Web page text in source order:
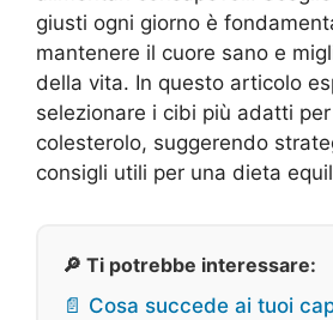
giusti ogni giorno è
mantenere il cuore sano e
della vita. In questo articolo
selezionare i cibi più adatti
colesterolo, suggerendo
consigli utili per una dieta
🔎 Ti potrebbe interessare:
📄 Cosa succede ai tuoi